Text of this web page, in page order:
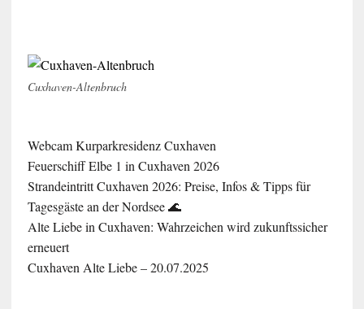
Cuxhaven-Altenbruch
Webcam Kurparkresidenz Cuxhaven
Feuerschiff Elbe 1 in Cuxhaven 2026
Strandeintritt Cuxhaven 2026: Preise, Infos & Tipps für
Tagesgäste an der Nordsee 🌊
Alte Liebe in Cuxhaven: Wahrzeichen wird zukunftssicher
erneuert
Cuxhaven Alte Liebe – 20.07.2025